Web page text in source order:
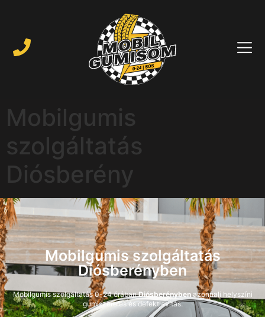
Mobilgumis
szolgáltatás
Diósberény
Mobilgumis szolgáltatás
Diósberényben
Mobilgumis szolgáltatás 0-24 órábanDiósberénybenazonnali helyszíni
gumiszerelés és defektjavítás.